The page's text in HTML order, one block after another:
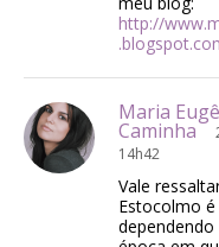
http://
Maria
Caminha
14h42
Vale
Estocolmo é
dependendo